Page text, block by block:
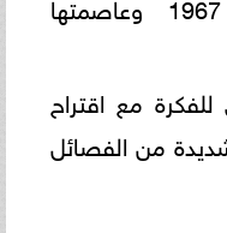
مع اقتراح
من الفصائل